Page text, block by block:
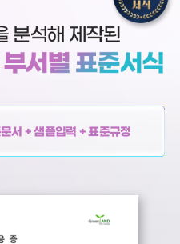
서 + 샘플입력 + 표준규정